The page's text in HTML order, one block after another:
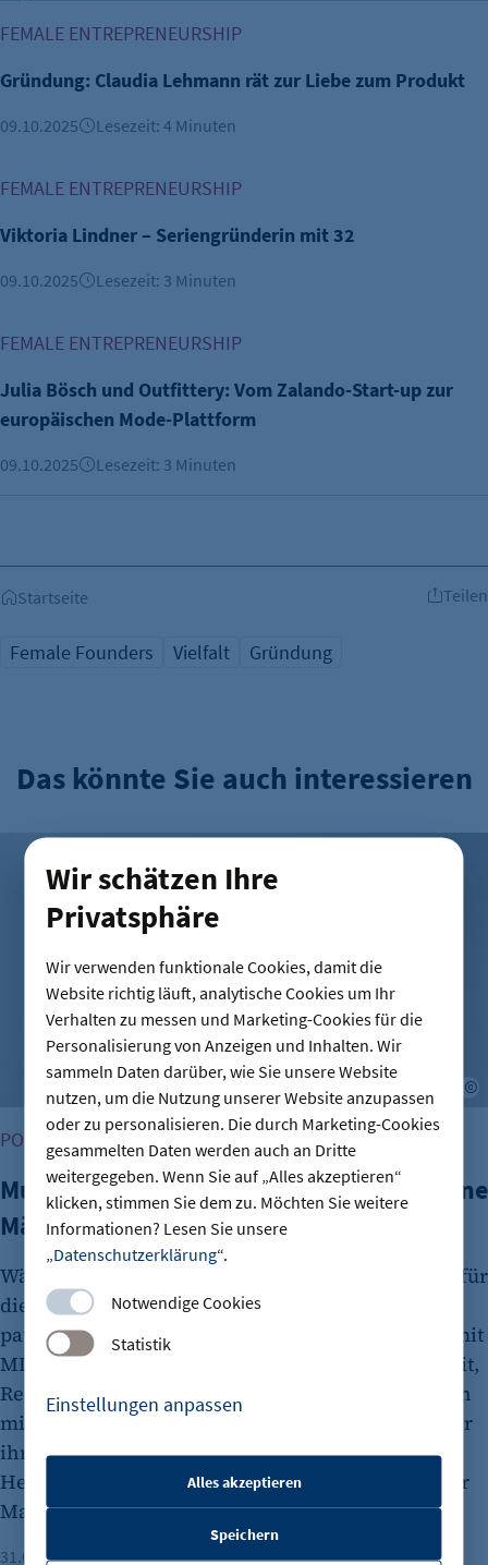
Wir schätzen Ihre
Privatsphäre
Wir verwenden funktionale Cookies, damit die
Website richtig läuft, analytische Cookies um Ihr
Verhalten zu messen und Marketing-Cookies für die
Personalisierung von Anzeigen und Inhalten. Wir
sammeln Daten darüber, wie Sie unsere Website
nutzen, um die Nutzung unserer Website anzupassen
oder zu personalisieren. Die durch Marketing-Cookies
gesammelten Daten werden auch an Dritte
weitergegeben. Wenn Sie auf „Alles akzeptieren“
klicken, stimmen Sie dem zu. Möchten Sie weitere
Informationen? Lesen Sie unsere
„Datenschutzerklärung“.
Notwendige Cookies
Statistik
Einstellungen anpassen
etracker Sitzungs-Cookie
Alles akzeptieren
Speichern
FEMALE ENTREPRENEURSHIP
Gründung: Claudia Lehmann rät zur Liebe zum Produkt
09.10.2025 Lesezeit: 4 Minuten
FEMALE ENTREPRENEURSHIP
Viktoria Lindner – Seriengründerin mit 32
09.10.2025 Lesezeit: 3 Minuten
FEMALE ENTREPRENEURSHIP
Julia Bösch und Outfittery: Vom Zalando-Start-up zur
europäischen Mode-Plattform
09.10.2025 Lesezeit: 3 Minuten
Startseite Teilen
Female Founders Vielfalt Gründung
Das könnte Sie auch interessieren
Mut zum Tabubruch: Warum Urinale keine Männersache
PODCAST: BUSINESSZYKLEN, WENN MUT ANKLOPFT
Mut zum Tabubruch: Warum Urinale keine
Männersache sind
Während der nervigen Wartezeit in der Schlange für
die Damentoilette entstand die Idee für eine
patentierte Innovation: Lena Olvedi entwickelte mit
MISSOIR ein Pissoir für Frauen, das Nachhaltigkeit,
Ressourcenschonung und gesellschaftliche Fragen
miteinander verbindet. Im Podcast spricht sie über
ihren Weg als Gründerin und die
Herausforderungen, eine ungewöhnliche Idee zur
Marktreife zu bringen.
31.07.2026 Lesezeit: 2 MinutenFabian Nestler